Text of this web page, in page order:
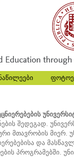
შედეგად.
მთავრობის მიერ.
და
პროგრამებში.